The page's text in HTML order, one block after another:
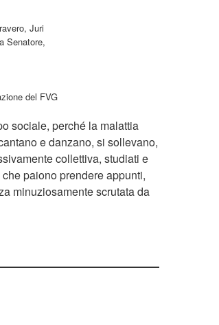
Juri
Senatore,
del FVG
sociale, perché la malattia
e danzano, si sollevano,
collettiva, studiati e
paiono prendere appunti,
minuziosamente scrutata da